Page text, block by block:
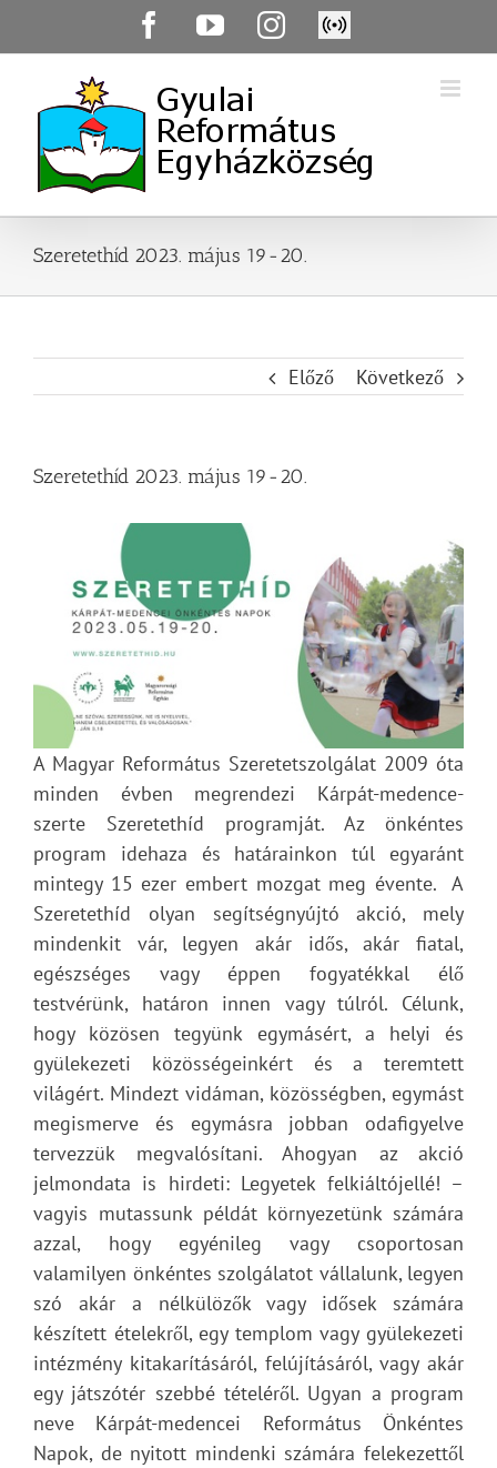
FacebookYouTubeInstagram
Élő
közvetítés
Szeretethíd 2023. május 19-20.
Előző Következő
Szeretethíd 2023. május 19-20.
A Magyar Református Szeretetszolgálat 2009 óta
minden évben megrendezi Kárpát-medence-
szerte Szeretethíd programját. Az önkéntes
program idehaza és határainkon túl egyaránt
mintegy 15 ezer embert mozgat meg évente. A
Szeretethíd olyan segítségnyújtó akció, mely
mindenkit vár, legyen akár idős, akár fiatal,
egészséges vagy éppen fogyatékkal élő
testvérünk, határon innen vagy túlról. Célunk,
hogy közösen tegyünk egymásért, a helyi és
gyülekezeti közösségeinkért és a teremtett
világért. Mindezt vidáman, közösségben, egymást
megismerve és egymásra jobban odafigyelve
tervezzük megvalósítani. Ahogyan az akció
jelmondata is hirdeti: Legyetek felkiáltójellé! –
vagyis mutassunk példát környezetünk számára
azzal, hogy egyénileg vagy csoportosan
valamilyen önkéntes szolgálatot vállalunk, legyen
szó akár a nélkülözők vagy idősek számára
készített ételekről, egy templom vagy gyülekezeti
intézmény kitakarításáról, felújításáról, vagy akár
egy játszótér szebbé tételéről. Ugyan a program
neve Kárpát-medencei Református Önkéntes
Napok, de nyitott mindenki számára felekezettől